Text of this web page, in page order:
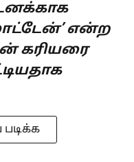
என்ற
கரியரை